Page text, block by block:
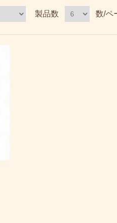
製品数 数/ペ